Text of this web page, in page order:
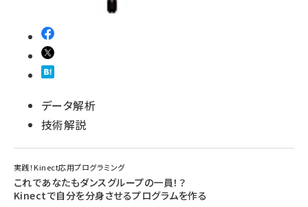
データ解析
技術解説
実践！Kinect応用プログラミング
これであなたもダンスグループの一員！？
Kinectで自分を分身させるプログラムを作る